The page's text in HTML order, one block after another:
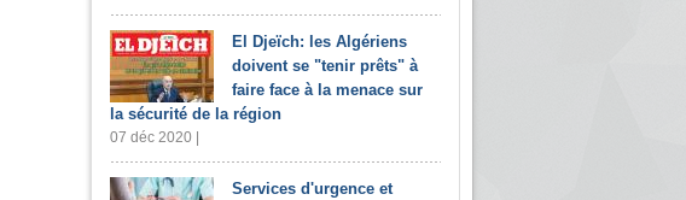
El Djeïch: les Algériens
doivent se "tenir prêts" à
faire face à la menace sur
la sécurité de la région
07 déc 2020 |
Services d'urgence et